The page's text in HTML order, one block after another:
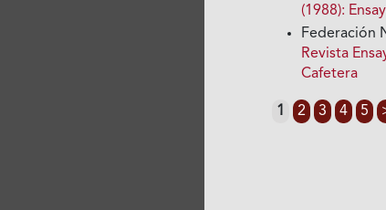
(1988):
Federación
Revista
Cafetera
1 2 3 4 5